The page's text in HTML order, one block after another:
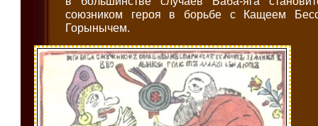
союзником героя в борьбе с Кащеем
Горынычем.